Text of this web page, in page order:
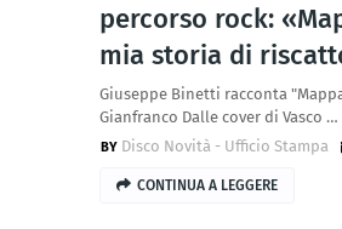
percorso rock:
mia storia di
Giuseppe Binetti racconta
Gianfranco Dalle cover di Vasco …
Disco Novità - Ufficio Stampa
CONTINUA A LEGGERE